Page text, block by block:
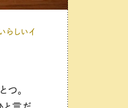
らしいイ
つ。